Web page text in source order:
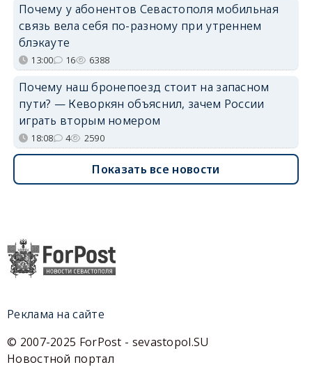
Почему у абонентов Севастополя мобильная
связь вела себя по-разному при утреннем
блэкауте
13:00 16 6388
Почему наш бронепоезд стоит на запасном
пути? — Кеворкян объяснил, зачем России
играть вторым номером
18:08 4 2590
Показать все новости
Реклама на сайте
© 2007-2025 ForPost - sevastopol.SU
Новостной портал